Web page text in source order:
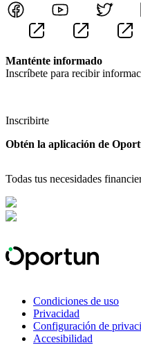
Manténte informado
Inscríbete para recibir
Inscribirte
Obtén la aplicación de
Todas tus necesidades
Condiciones de uso
Privacidad
Configuración de
Accesibilidad